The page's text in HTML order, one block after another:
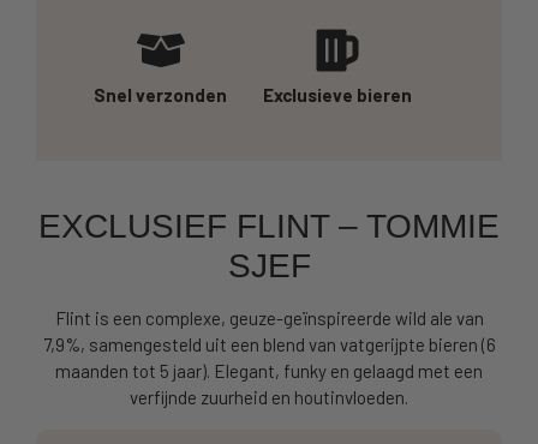
Snel verzonden Exclusieve bieren
EXCLUSIEF FLINT – TOMMIE
SJEF
Flint is een complexe, geuze-geïnspireerde wild ale van
7,9%, samengesteld uit een blend van vatgerijpte bieren (6
maanden tot 5 jaar). Elegant, funky en gelaagd met een
verfijnde zuurheid en houtinvloeden.